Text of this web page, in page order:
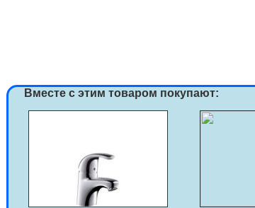
Вместе с этим товаром покупают: